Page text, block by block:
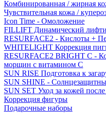
Комбинированная / жирная
Чувствительная кожа /
Icon Time - Омоложение
FILLIFT Динамический
RESURFACE2 - Кислоты +
WHITELIGHT Коррекция
RESURFACE2 BRIGHT C -
морщин с витамином С
SUN RISE Подготовка к
SUN SHINE -
SUN SET Уход за кожей
Коррекция фигуры
Подарочные наборы